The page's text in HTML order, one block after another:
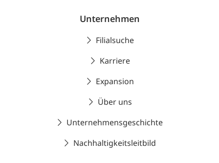
Unternehmen
Filialsuche
Karriere
Expansion
Über uns
Unternehmensgeschichte
Nachhaltigkeitsleitbild